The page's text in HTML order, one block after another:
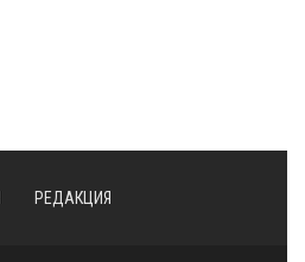
РЕДАКЦИЯ